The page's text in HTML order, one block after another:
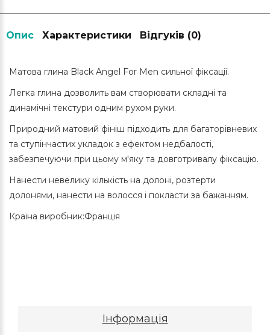
Опис Характеристики Відгуків (0)
Матова глина Black Angel For Men сильної фіксації.
Легка глина дозволить вам створювати складні та
динамічні текстури одним рухом руки.
Природний матовий фініш підходить для багаторівневих
та ступінчастих укладок з ефектом недбалості,
забезпечуючи при цьому м'яку та довготривалу фіксацію.
Нанести невелику кількість на долоні, розтерти
долонями, нанести на волосся і покласти за бажанням.
Країна виробник:Франція
Інформація